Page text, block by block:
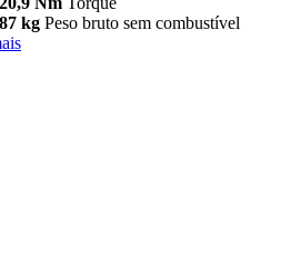
kg Peso bruto sem combustível